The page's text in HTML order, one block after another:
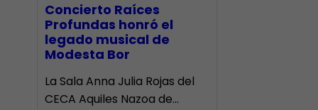
​Concierto Raíces
Profundas honró el
legado musical de
Modesta Bor
La Sala Anna Julia Rojas del
CECA Aquiles Nazoa de…